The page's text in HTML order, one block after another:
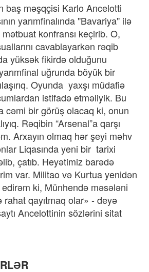
baş məşqçisi Karlo Ancelotti
yarımfinalında "Bavariya" ilə
konfransı keçirib. O,
cavablayarkən rəqib
yüksək fikirdə olduğunu
uğrunda böyük bir
Oyunda yaxşı müdafiə
istifadə etməliyik. Bu
cəmi bir görüş olacaq ki, onun
Rəqibin “Arsenal”a qarşı
Arxayın olmaq hər şeyi məhv
Liqasında yeni bir tarixi
çatıb. Heyətimiz barədə
var. Militao və Kurtua yenidən
ki, Münhendə məsələni
qayıtmaq olar» - deyə
Ancelottinin sözlərini sitat